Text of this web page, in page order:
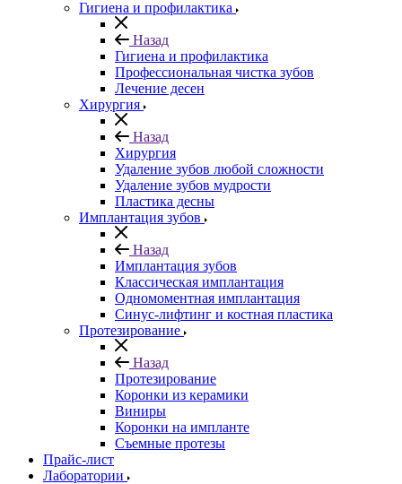
Гигиена и профилактика
Назад
Гигиена и профилактика
Профессиональная чистка зубов
Лечение десен
Хирургия
Назад
Хирургия
Удаление зубов любой сложности
Удаление зубов мудрости
Пластика десны
Имплантация зубов
Назад
Имплантация зубов
Классическая имплантация
Одномоментная имплантация
Синус-лифтинг и костная пластика
Протезирование
Назад
Протезирование
Коронки из керамики
Виниры
Коронки на импланте
Съемные протезы
Прайс-лист
Лаборатории